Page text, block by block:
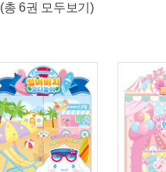
(총 6권 모두보기)